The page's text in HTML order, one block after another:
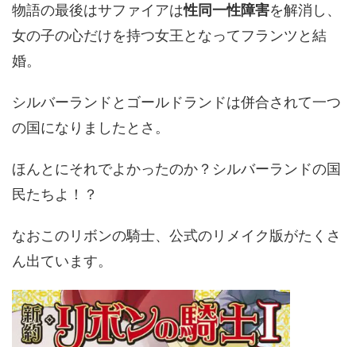
物語の最後はサファイアは性同一性障害を解消し、
女の子の心だけを持つ女王となってフランツと結
婚。
シルバーランドとゴールドランドは併合されて一つ
の国になりましたとさ。
ほんとにそれでよかったのか？シルバーランドの国
民たちよ！？
なおこのリボンの騎士、公式のリメイク版がたくさ
ん出ています。